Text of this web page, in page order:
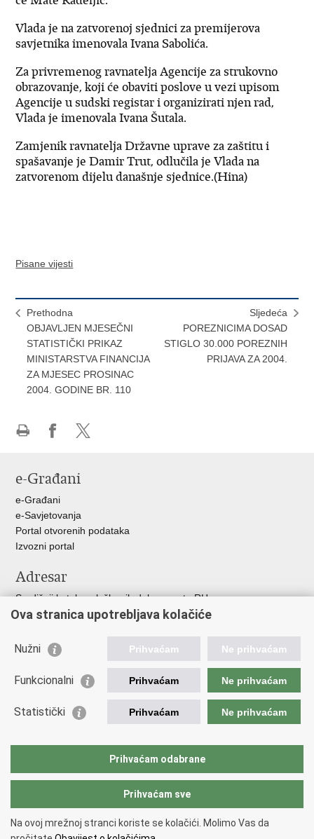
Vlada je na zatvorenoj sjednici za premijerova
savjetnika imenovala Ivana Sabolića.
Za privremenog ravnatelja Agencije za strukovno
obrazovanje, koji će obaviti poslove u vezi upisom
Agencije u sudski registar i organizirati njen rad,
Vlada je imenovala Ivana Šutala.
Zamjenik ravnatelja Državne uprave za zaštitu i
spašavanje je Damir Trut, odlučila je Vlada na
zatvorenom dijelu današnje sjednice.(Hina)
Pisane vijesti
Prethodna
OBJAVLJEN MJESEČNI
STATISTIČKI PRIKAZ
MINISTARSTVA FINANCIJA
ZA MJESEC PROSINAC
2004. GODINE BR. 110
Sljedeća
POREZNICIMA DOSAD
STIGLO 30.000 POREZNIH
PRIJAVA ZA 2004.
Facebooku
X-
e-Građani
e-Građani
e-Savjetovanja
Portal otvorenih podataka
Izvozni portal
Adresar
Središnji katalog službenih dokumenata RH
Adresar tijela javne vlasti
Popis dužnosnika u RH
Korisne poveznice
Hrvatski Sabor
Pučki pravobranitelj
Povratak na vrh
Ova stranica upotrebljava kolačiće
Nužni Prihvaćam Ne prihvaćam
Funkcionalni Prihvaćam Ne prihvaćam
Statistički Prihvaćam Ne prihvaćam
Prihvaćam odabrane
Prihvaćam sve
Na ovoj mrežnoj stranci koriste se kolačići. Molimo Vas da